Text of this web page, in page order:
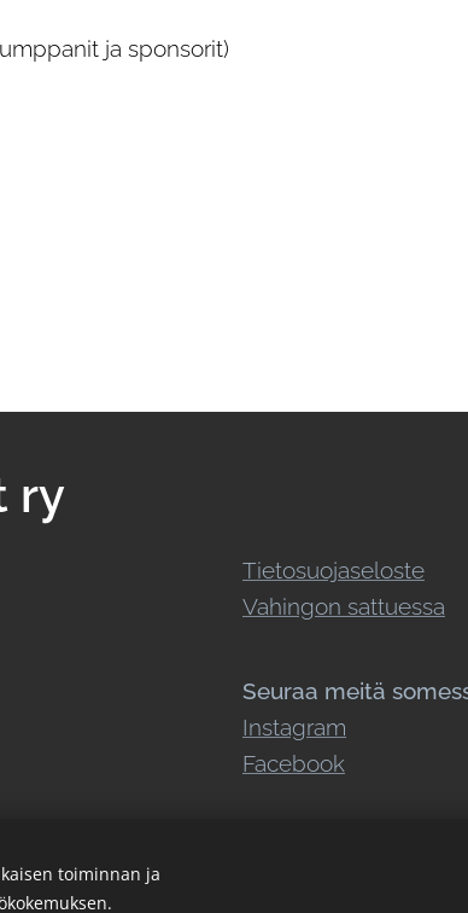
ja sponsorit)
ry
Tietosuojaseloste
Vahingon sattuessa
Seuraa meitä
Instagram
Facebook
toiminnan ja